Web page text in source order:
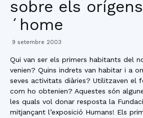
sobre els
´home
9 setembre 2003
Qui van ser els primers habitants del
venien? Quins indrets van habitar i a
seves activitats diàries? Utilitzaven el
com ho obtenien? Aquestes són
les quals vol donar resposta la
mitjançant l’exposició Humans! Els